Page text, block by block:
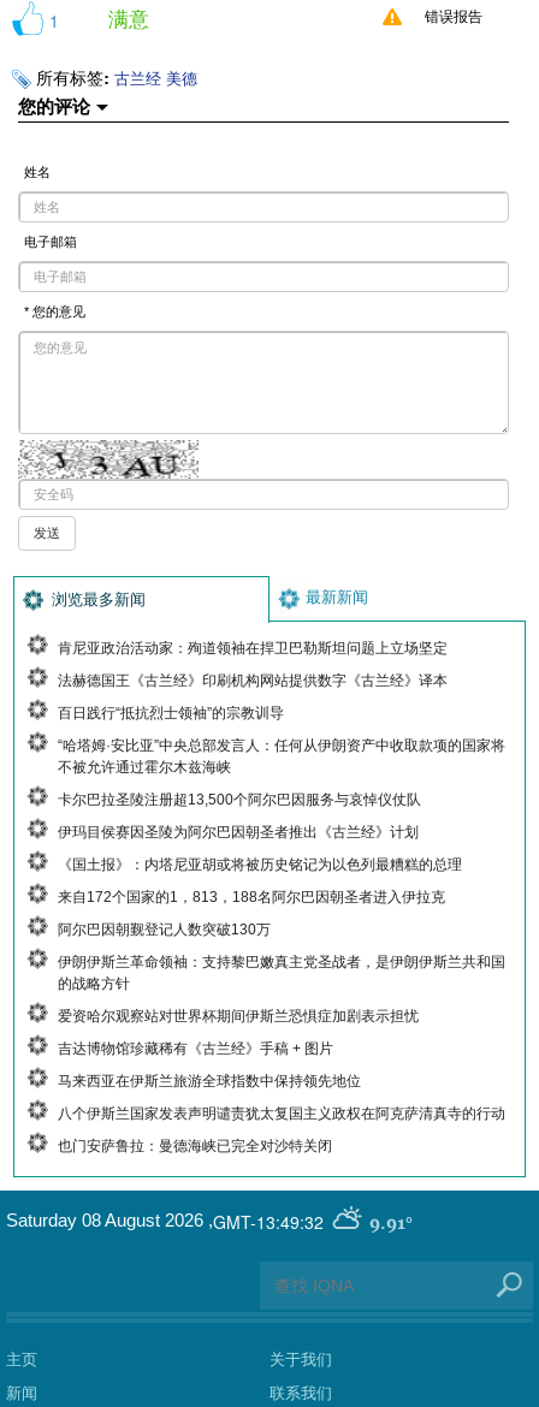
1 满意 错误报告
所有标签: 古兰经 美德
您的评论
姓名
电子邮箱
* 您的意见
浏览最多新闻 最新新闻
肯尼亚政治活动家：殉道领袖在捍卫巴勒斯坦问题上立场坚定
法赫德国王《古兰经》印刷机构网站提供数字《古兰经》译本
百日践行“抵抗烈士领袖”的宗教训导
“哈塔姆·安比亚”中央总部发言人：任何从伊朗资产中收取款项的国家将
不被允许通过霍尔木兹海峡
卡尔巴拉圣陵注册超13,500个阿尔巴因服务与哀悼仪仗队
伊玛目侯赛因圣陵为阿尔巴因朝圣者推出《古兰经》计划
《国土报》：内塔尼亚胡或将被历史铭记为以色列最糟糕的总理
来自172个国家的1，813，188名阿尔巴因朝圣者进入伊拉克
阿尔巴因朝觐登记人数突破130万
伊朗伊斯兰革命领袖：支持黎巴嫩真主党圣战者，是伊朗伊斯兰共和国
的战略方针
爱资哈尔观察站对世界杯期间伊斯兰恐惧症加剧表示担忧
吉达博物馆珍藏稀有《古兰经》手稿 + 图片
马来西亚在伊斯兰旅游全球指数中保持领先地位
八个伊斯兰国家发表声明谴责犹太复国主义政权在阿克萨清真寺的行动
也门安萨鲁拉：曼德海峡已完全对沙特关闭
GMT-13:49:32 9.91°
Saturday 08 August 2026 ,
主页
新闻
关于我们
联系我们